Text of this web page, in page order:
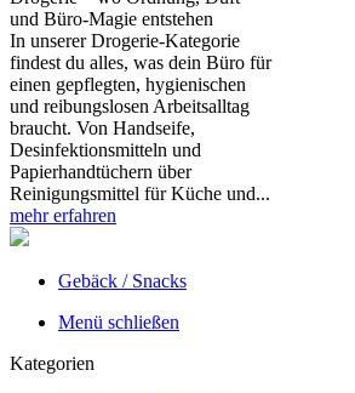
und Büro‑Magie entstehen
In unserer Drogerie‑Kategorie
findest du alles, was dein Büro für
einen gepflegten, hygienischen
und reibungslosen Arbeitsalltag
braucht. Von Handseife,
Desinfektionsmitteln und
Papierhandtüchern über
Reinigungsmittel für Küche und...
mehr erfahren
Gebäck / Snacks
Menü schließen
Kategorien